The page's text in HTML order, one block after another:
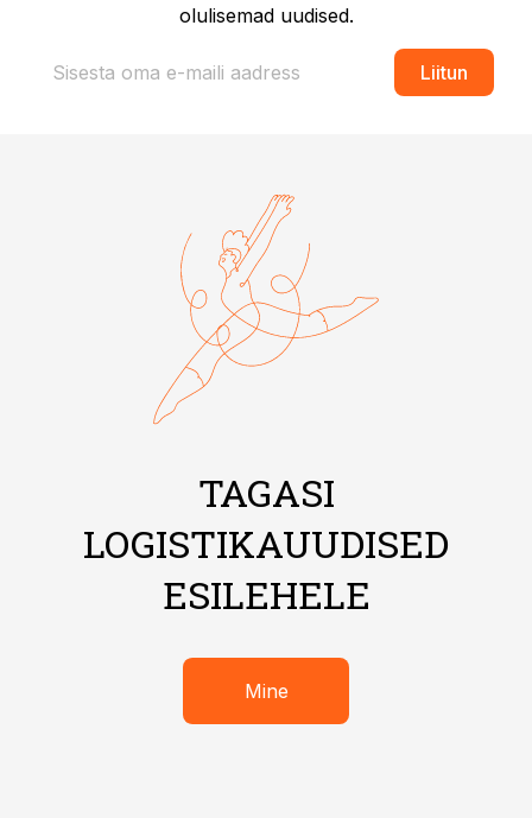
olulisemad uudised.
Liitun
TAGASI
LOGISTIKAUUDISED
ESILEHELE
Mine